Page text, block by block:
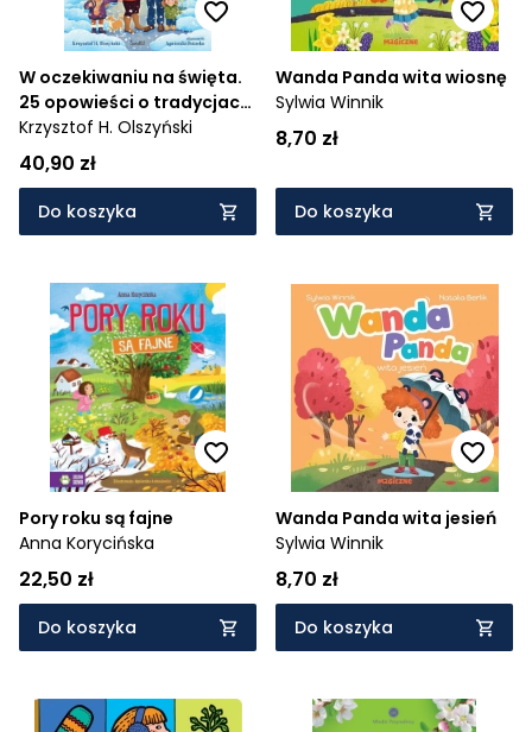
W oczekiwaniu na święta.
25 opowieści o tradycjach
i zwyczajach świątecznych
Krzysztof H. Olszyński
40,90 zł
Do koszyka
Wanda Panda wita wiosnę
Sylwia Winnik
8,70 zł
Do koszyka
Pory roku są fajne
Anna Korycińska
22,50 zł
Do koszyka
Wanda Panda wita jesień
Sylwia Winnik
8,70 zł
Do koszyka